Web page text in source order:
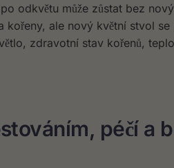
odkvětu může zůstat bez
ale nový květní stvol se
zdravotní stav kořenů,
péčí a